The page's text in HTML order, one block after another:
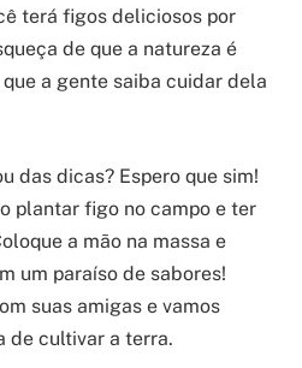
terá figos deliciosos por
de que a natureza é
a gente saiba cuidar dela
das dicas? Espero que sim!
plantar figo no campo e ter
a mão na massa e
um paraíso de sabores!
suas amigas e vamos
de cultivar a terra.